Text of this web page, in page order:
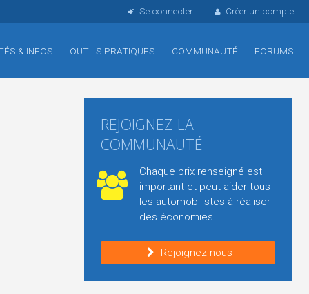
Se connecter Créer un compte
& INFOS OUTILS PRATIQUES COMMUNAUTÉ FORUMS
REJOIGNEZ LA
COMMUNAUTÉ
Chaque prix renseigné est
important et peut aider tous
les automobilistes à réaliser
des économies.
Rejoignez-nous